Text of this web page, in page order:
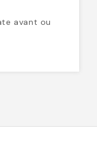
avant ou